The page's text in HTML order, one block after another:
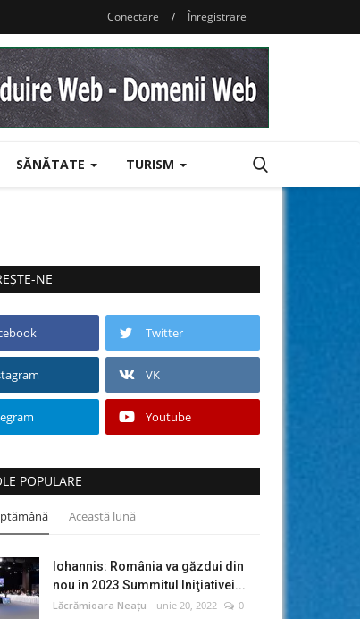
Conectare / Înregistrare
SĂNĂTATE TURISM
NE
Twitter
VK
Youtube
POPULARE
Această lună
Iohannis: România va găzdui din
nou în 2023 Summitul Iniţiativei...
Lăcrămioara Neațu Iunie 20, 2022
0